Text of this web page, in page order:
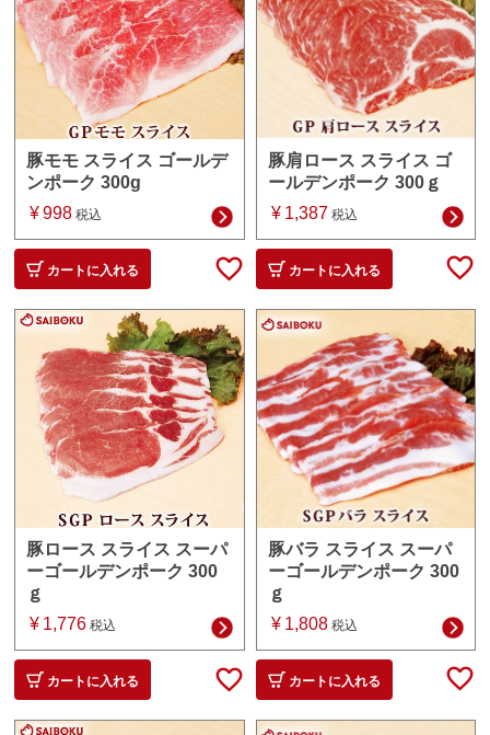
豚モモ スライス ゴールデ
ンポーク 300g
¥ 998 税込
カートに入れる
豚肩ロース スライス ゴ
ールデンポーク 300ｇ
¥ 1,387 税込
カートに入れる
豚ロース スライス スーパ
ーゴールデンポーク 300
ｇ
¥ 1,776 税込
カートに入れる
豚バラ スライス スーパ
ーゴールデンポーク 300
ｇ
¥ 1,808 税込
カートに入れる